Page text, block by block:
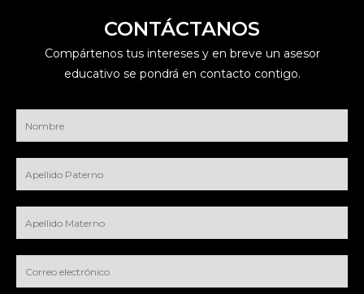
CONTÁCTANOS
Compártenos tus intereses y en breve un asesor
educativo se pondrá en contacto contigo.